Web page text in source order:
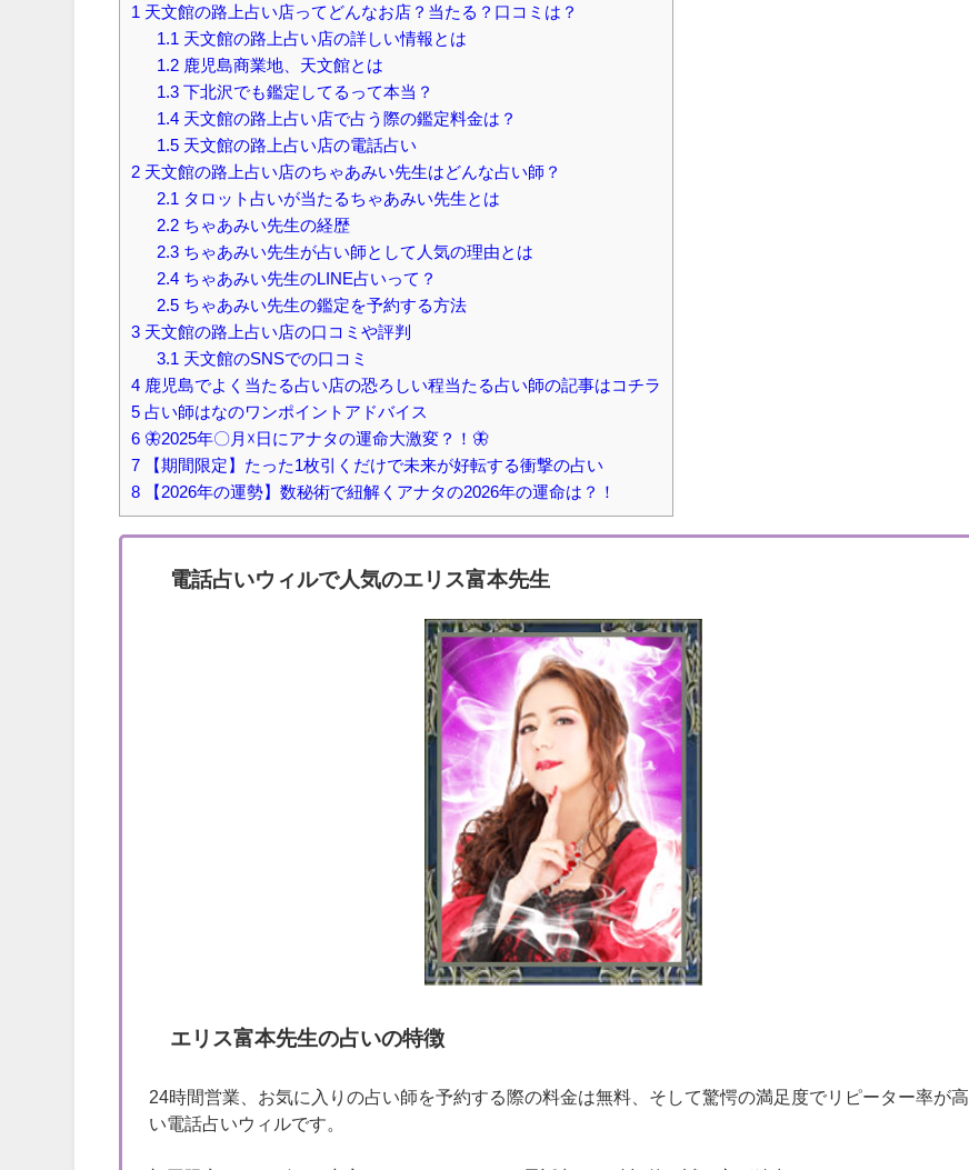
1 天文館の路上占い店ってどんなお店？当たる？口コミは？
1.1 天文館の路上占い店の詳しい情報とは
1.2 鹿児島商業地、天文館とは
1.3 下北沢でも鑑定してるって本当？
1.4 天文館の路上占い店で占う際の鑑定料金は？
1.5 天文館の路上占い店の電話占い
2 天文館の路上占い店のちゃあみい先生はどんな占い師？
2.1 タロット占いが当たるちゃあみい先生とは
2.2 ちゃあみい先生の経歴
2.3 ちゃあみい先生が占い師として人気の理由とは
2.4 ちゃあみい先生のLINE占いって？
2.5 ちゃあみい先生の鑑定を予約する方法
3 天文館の路上占い店の口コミや評判
3.1 天文館のSNSでの口コミ
4 鹿児島でよく当たる占い店の恐ろしい程当たる占い師の記事はコチラ
5 占い師はなのワンポイントアドバイス
6 🦋2025年〇月☓日にアナタの運命大激変？！🦋
7 【期間限定】たった1枚引くだけで未来が好転する衝撃の占い
8 【2026年の運勢】数秘術で紐解くアナタの2026年の運命は？！
電話占いウィルで人気のエリス富本先生
エリス富本先生の占いの特徴
24時間営業、お気に入りの占い師を予約する際の料金は無料、そして驚愕の満足度でリピーター率が高
い電話占いウィルです。